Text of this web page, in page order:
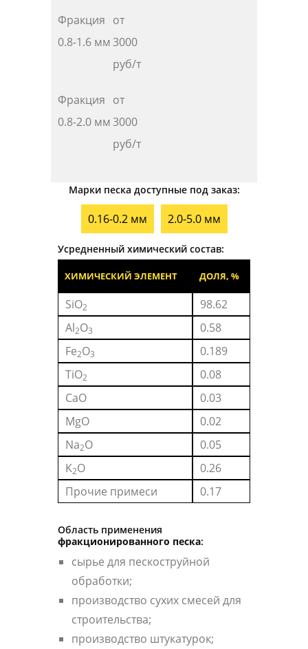
Фракция
0.8-1.6 мм
от
3000
руб/т
Фракция
0.8-2.0 мм
от
3000
руб/т
Марки песка доступные под заказ:
0.16-0.2 мм 2.0-5.0 мм
Усредненный химический состав:
ХИМИЧЕСКИЙ ЭЛЕМЕНТ ДОЛЯ, %
SiO2
98.62
Al2O3
0.58
Fe2O3
0.189
TiO2
0.08
CaO
0.03
MgO
0.02
Na2O
0.05
K2O
0.26
Прочие примеси
0.17
Область применения
фракционированного песка:
сырье для пескоструйной
обработки;
производство сухих смесей для
строительства;
производство штукатурок;